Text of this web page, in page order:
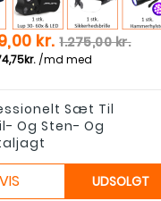
kr. Normal pris
1.275,00 kr.
Sæt Til
Og Sten- Og
VIS UDSOLGT